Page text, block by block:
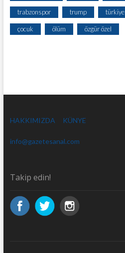
trabzonspor trump türkiye
çocuk ölüm özgür özel
HAKKIMIZDA KÜNYE
info@gazetesanal.com
Takip edin!